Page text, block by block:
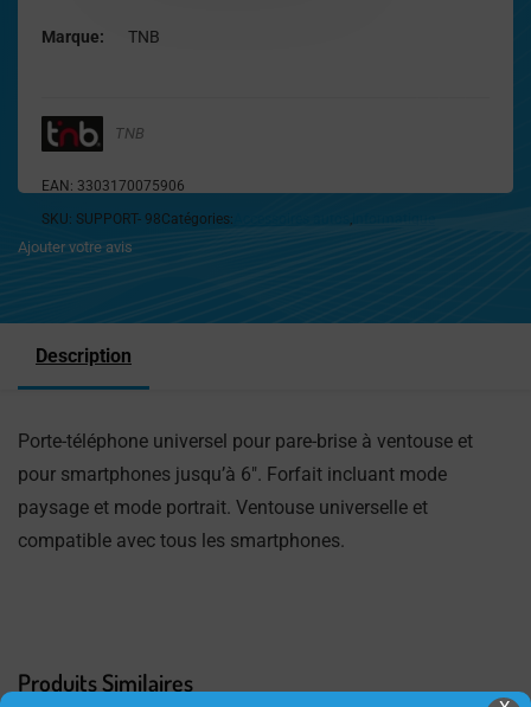
Marque TNB
TNB
EAN: 3303170075906
SKU: SUPPORT- 98Catégories: ,
Ajouter votre avis
Description
Porte-téléphone universel pour pare-brise à ventouse et
pour smartphones jusqu’à 6″. Forfait incluant mode
paysage et mode portrait. Ventouse universelle et
compatible avec tous les smartphones.
Produits Similaires